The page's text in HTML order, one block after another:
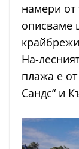
намери от
описваме
На-
плажа е
Сандс“ и